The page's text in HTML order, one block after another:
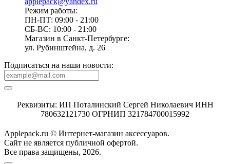
Режим работы:
ПН-ПТ: 09:00 - 21:00
СБ-ВС: 10:00 - 21:00
Магазин в Санкт-Петербурге:
ул. Рубинштейна, д. 26
Подписаться на наши новости:
Реквизиты: ИП Поталинский Сергей Николаевич ИНН
780632121730 ОГРНИП 321784700015992
Applepack.ru © Интернет-магазин аксессуаров.
Cайт не является публичной офертой.
Все права защищены, 2026.